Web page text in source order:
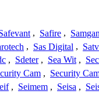
, Safire ,
, Sas Digital ,
, Sdeter , Sea Wit ,
Cam , Security
, Seimem , Seisa ,